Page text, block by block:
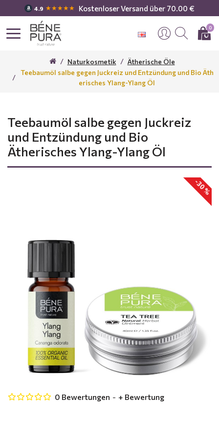
4.9 ★★★★★ Kostenloser Versand über 70.00 €
0
Naturkosmetik
Ätherische Öle
Teebaumöl salbe gegen Juckreiz und Entzündung und Bio Äth
erisches Ylang-Ylang Öl
Teebaumöl salbe gegen Juckreiz
und Entzündung und Bio
Ätherisches Ylang-Ylang Öl
-30 %
0 Bewertungen - + Bewertung